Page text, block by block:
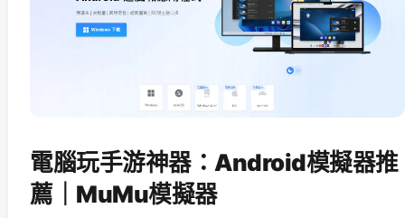
電腦玩手游神器：Android模擬器推
薦｜MuMu模擬器